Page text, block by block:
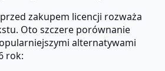
zakupem licencji rozważa
Oto szczere porównanie
alternatywami
rok: